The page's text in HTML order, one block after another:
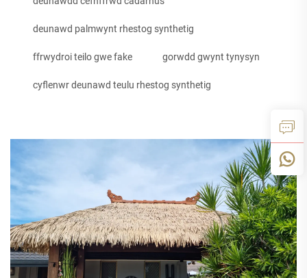
deunawd palmwynt rhestog synthetig
ffrwydroi teilo gwe fake gorwdd gwynt tynysyn
cyflenwr deunawd teulu rhestog synthetig